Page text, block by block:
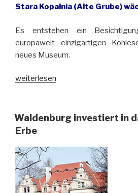
Stara Kopalnia (Alte Grube)
Es entstehen ein
europaweit einzigartigen
neues Museum.
„Alte
Waldenburg
wird
weiterlesen
Waldenburg investiert in
Erbe